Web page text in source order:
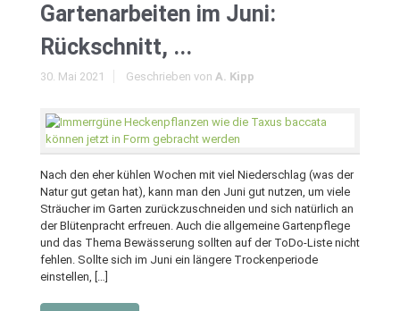
Gartenarbeiten im Juni:
Rückschnitt, ...
30. Mai 2021 Geschrieben von A. Kipp
Nach den eher kühlen Wochen mit viel Niederschlag (was der
Natur gut getan hat), kann man den Juni gut nutzen, um viele
Sträucher im Garten zurückzuschneiden und sich natürlich an
der Blütenpracht erfreuen. Auch die allgemeine Gartenpflege
und das Thema Bewässerung sollten auf der ToDo-Liste nicht
fehlen. Sollte sich im Juni ein längere Trockenperiode
einstellen, […]